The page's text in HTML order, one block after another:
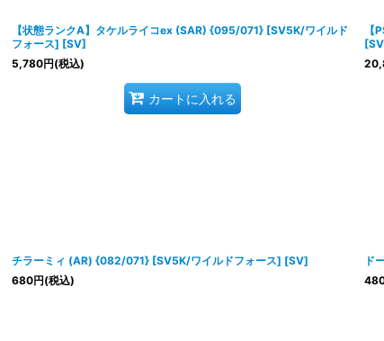
【状態ランクA】タケルライコex (SAR) {095/071} [SV5K/ワイルド
フォース] [SV]
5,780円(税込)
カートに入れる
【
チラーミィ (AR) {082/071} [SV5K/ワイルドフォース] [SV]
680円(税込)
ド